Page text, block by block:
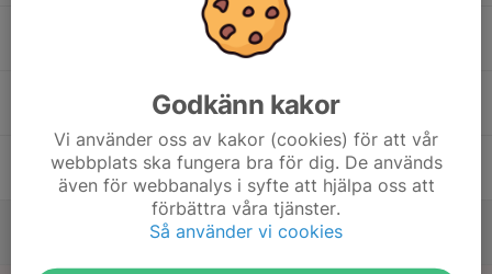
Godkänn kakor
Vi använder oss av kakor (cookies) för att vår
webbplats ska fungera bra för dig. De används
även för webbanalys i syfte att hjälpa oss att
förbättra våra tjänster.
Så använder vi cookies